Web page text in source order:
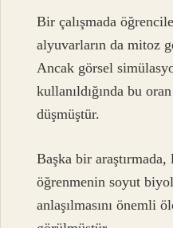
Bir çalışmada
alyuvarların da mitoz
Ancak görsel
kullanıldığında bu
düşmüştür.
Başka bir
öğrenmenin soyut
anlaşılmasını önemli